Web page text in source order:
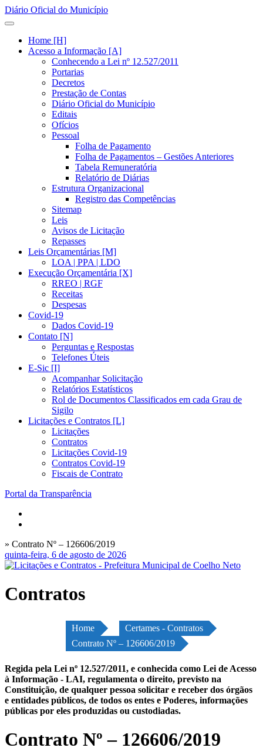
Diário Oficial do Município
Home [H]
Acesso a Informação [A]
Conhecendo a Lei nº 12.527/2011
Portarias
Decretos
Prestação de Contas
Diário Oficial do Município
Editais
Ofícios
Pessoal
Folha de Pagamento
Folha de Pagamentos – Gestões Anteriores
Tabela Remuneratória
Relatório de Diárias
Estrutura Organizacional
Registro das Competências
Sitemap
Leis
Avisos de Licitação
Repasses
Leis Orçamentárias [M]
LOA | PPA | LDO
Execução Orçamentária [X]
RREO | RGF
Receitas
Despesas
Covid-19
Dados Covid-19
Contato [N]
Perguntas e Respostas
Telefones Úteis
E-Sic [I]
Acompanhar Solicitação
Relatórios Estatísticos
Rol de Documentos Classificados em cada Grau de
Sigilo
Licitações e Contratos [L]
Licitações
Contratos
Licitações Covid-19
Contratos Covid-19
Fiscais de Contrato
Portal da Transparência
» Contrato Nº – 126606/2019
quinta-feira, 6 de agosto de 2026
Contratos
Home
Certames - Contratos
Contrato Nº – 126606/2019
Regida pela Lei nº 12.527/2011, e conhecida como Lei de Acesso
à Informação - LAI, regulamenta o direito, previsto na
Constituição, de qualquer pessoa solicitar e receber dos órgãos
e entidades públicos, de todos os entes e Poderes, informações
públicas por eles produzidas ou custodiadas.
Contrato Nº – 126606/2019